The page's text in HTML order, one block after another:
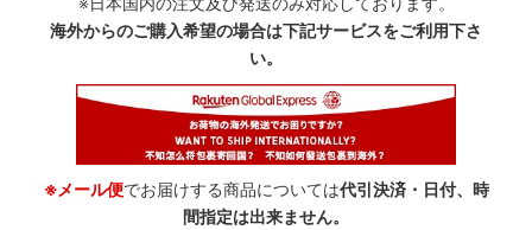
※日本国内の注文及び発送のみ対応しております。
海外からのご購入希望の場合は下記サービスをご利用下さ
い。
※メール便でお届けする商品については代引決済・日付、時
間指定は出来ません。